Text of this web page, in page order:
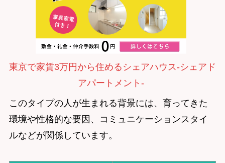
東京で家賃3万円から住めるシェアハウス-シェアド
アパートメント-
このタイプの人が生まれる背景には、育ってきた
環境や性格的な要因、コミュニケーションスタイ
ルなどが関係しています。